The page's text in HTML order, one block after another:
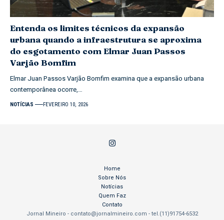
Entenda os limites técnicos da expansão
urbana quando a infraestrutura se aproxima
do esgotamento com Elmar Juan Passos
Varjão Bomfim
Elmar Juan Passos Varjão Bomfim examina que a expansão urbana
contemporânea ocorre,…
NOTÍCIAS FEVEREIRO 10, 2026
Jornal Mineiro - contato@jornalmineiro.com - tel.(11)91754-6532
Home
Sobre Nós
Notícias
Quem Faz
Contato